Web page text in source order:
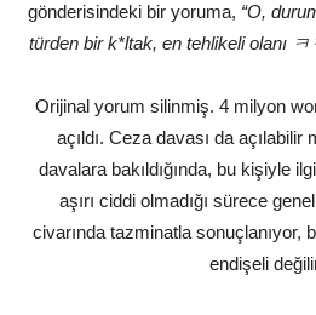
gönderisindeki bir yoruma, “O,
türden bir k*ltak, en tehlikeli olanı ㅋ
Orijinal yorum silinmiş. 4 milyon
açıldı. Ceza davası da
davalara bakıldığında, bu kişiyle
aşırı ciddi olmadığı sürece
civarında tazminatla sonuçlanıyor,
endişeli